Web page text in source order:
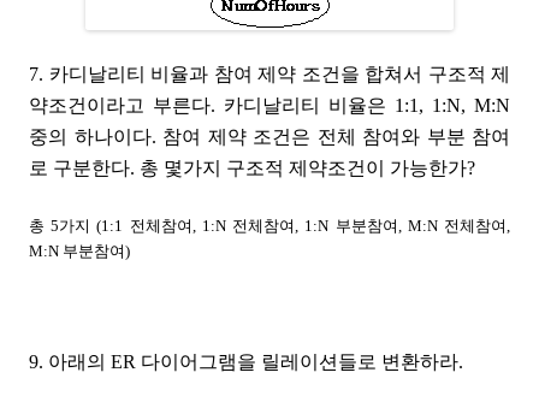
7. 카디날리티 비율과 참여 제약 조건을 합쳐서 구조적 제
약조건이라고 부른다. 카디날리티 비율은 1:1, 1:N, M:N
중의 하나이다. 참여 제약 조건은 전체 참여와 부분 참여
로 구분한다. 총 몇가지 구조적 제약조건이 가능한가?
총 5가지 (1:1 전체참여, 1:N 전체참여, 1:N 부분참여, M:N 전체참여,
M:N 부분참여)
9. 아래의 ER 다이어그램을 릴레이션들로 변환하라.